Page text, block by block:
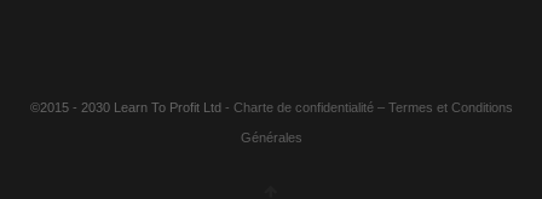
©2015 - 2030 Learn To Profit Ltd - Charte de confidentialité– Termes et Conditions
Générales